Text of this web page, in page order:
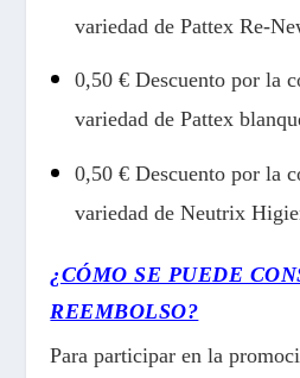
variedad de Pattex Re-
0,50 € Descuento por la
variedad de Pattex
0,50 € Descuento por la
variedad de Neutrix
¿CÓMO SE PUEDE
REEMBOLSO?
Para participar en la promoci